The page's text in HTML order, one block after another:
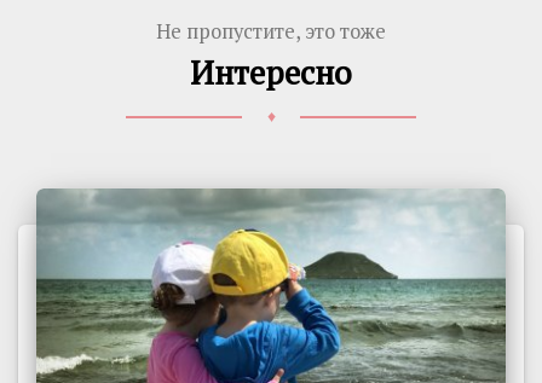
Не пропустите, это тоже
Интересно
♦